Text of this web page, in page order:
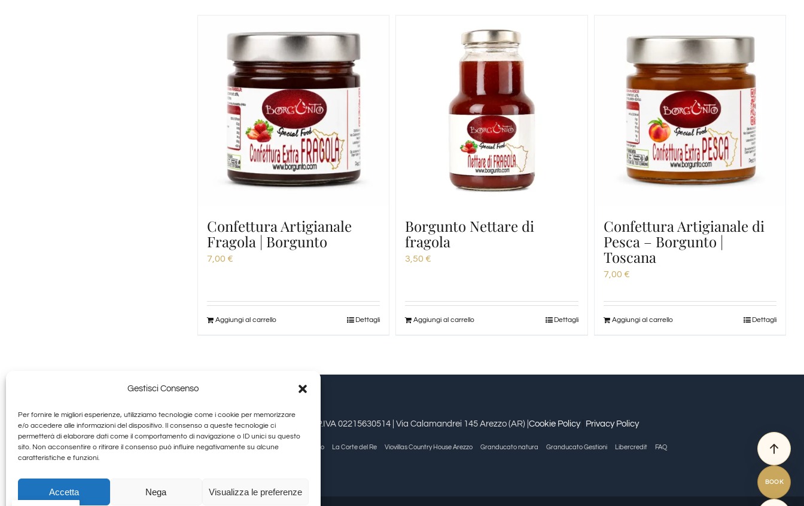
Gestisci Consenso
Per fornire le migliori esperienze, utilizziamo tecnologie come i cookie per memorizzare
e/o accedere alle informazioni del dispositivo. Il consenso a queste tecnologie ci
permetterà di elaborare dati come il comportamento di navigazione o ID unici su questo
sito. Non acconsentire o ritirare il consenso può influire negativamente su alcune
caratteristiche e funzioni.
Accetta Nega Visualizza le preferenze
Confettura Artigianale
Fragola | Borgunto
7,00 €
Aggiungi al carrello Dettagli
Borgunto Nettare di
fragola
3,50 €
Aggiungi al carrello Dettagli
Confettura Artigianale di
Pesca – Borgunto |
Toscana
7,00 €
Aggiungi al carrello Dettagli
Granducato Gestioni srl | P.IVA 02215630514 | Via Calamandrei 145 Arezzo (AR) | Cookie Policy| Privacy Policy
Allegra Toscana Arezzo Allegra Viareggio La Corte del Re Viovillas Country House Arezzo Granducato natura Granducato Gestioni Libercredit FAQ
BOOK